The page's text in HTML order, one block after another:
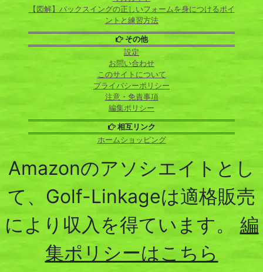
【図解】バックスイングの正しいフォームを身につけるポイ
ントと練習方法
その他
設定
お問い合わせ
このサイトについて
プライバシーポリシー
注意・免責事項
編集ポリシー
相互リンク
ホームショッピング
Amazonのアソシエイトとし
て、Golf-Linkageは適格販売
により収入を得ています。 編
集ポリシーはこちら